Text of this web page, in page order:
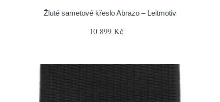
Žluté sametové křeslo Abrazo – Leitmotiv
10 899 Kč